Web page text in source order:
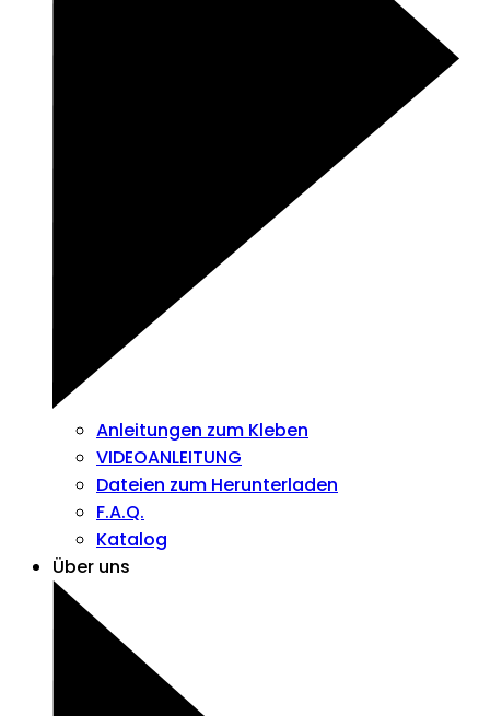
Anleitungen zum Kleben
VIDEOANLEITUNG
Dateien zum Herunterladen
F.A.Q.
Katalog
Über uns